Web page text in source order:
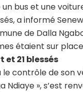
bus et une
a informé
de Dalla
étaient sur
21 blessés
contrôle de son
Ndiaye », s’est